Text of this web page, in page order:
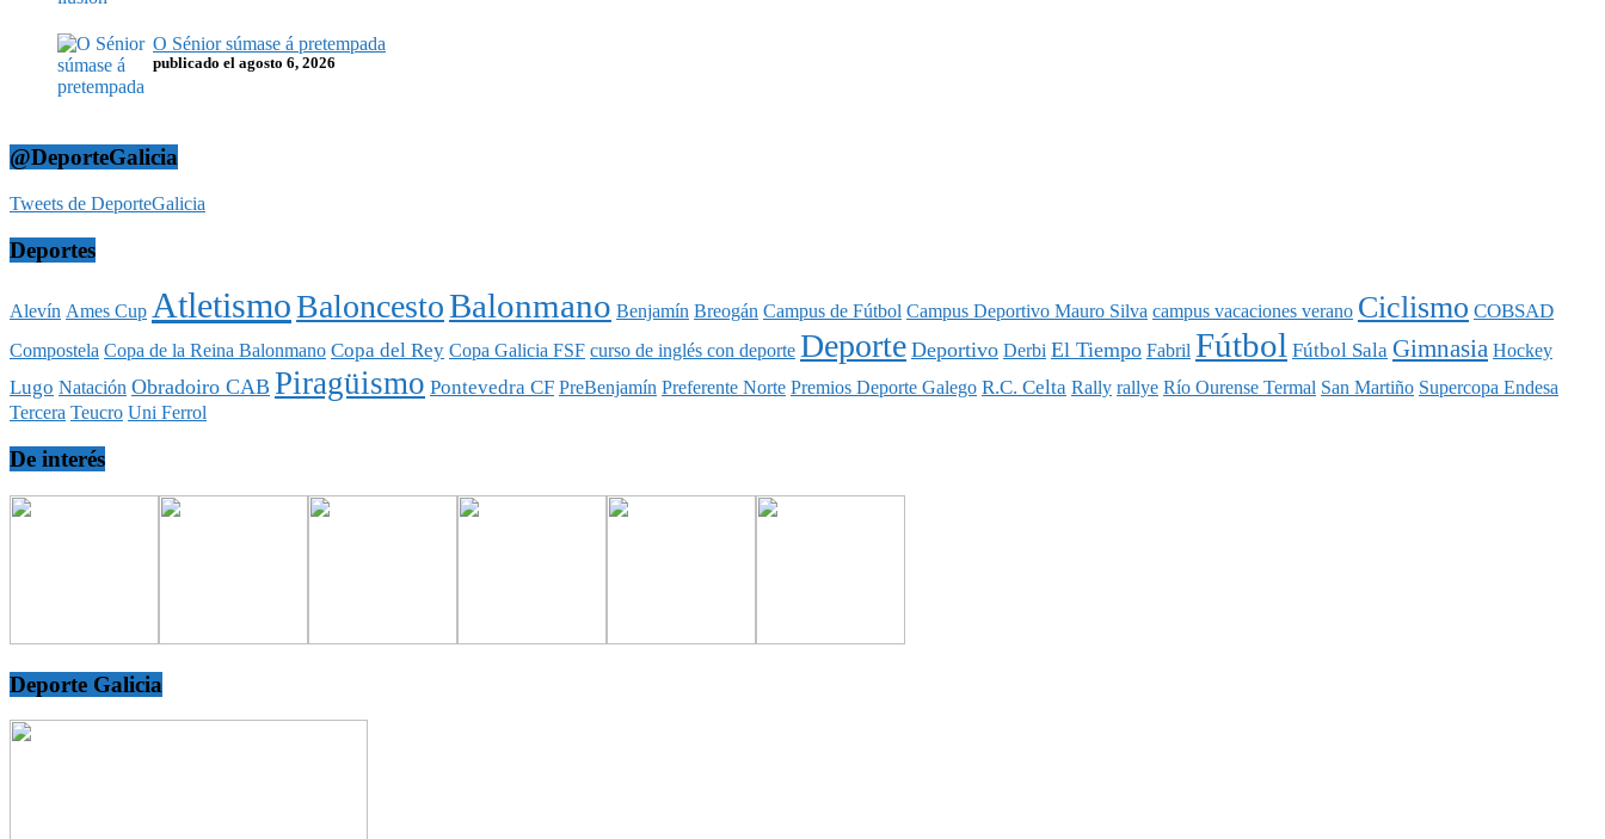
O Sénior súmase á pretempada
publicado el agosto 6, 2026
@DeporteGalicia
Tweets de DeporteGalicia
Deportes
Alevín Ames Cup AtletismoBaloncestoBalonmano Benjamín Breogán Campus de Fútbol Campus Deportivo Mauro Silva campus vacaciones verano Ciclismo COBSAD
Compostela Copa de la Reina Balonmano Copa del Rey Copa Galicia FSF curso de inglés con deporte Deporte Deportivo Derbi El Tiempo Fabril Fútbol Fútbol Sala Gimnasia Hockey
Lugo Natación Obradoiro CAB Piragüismo Pontevedra CF PreBenjamín Preferente Norte Premios Deporte Galego R.C. Celta Rally rallye Río Ourense Termal San Martiño Supercopa Endesa
Tercera Teucro Uni Ferrol
De interés
Deporte Galicia